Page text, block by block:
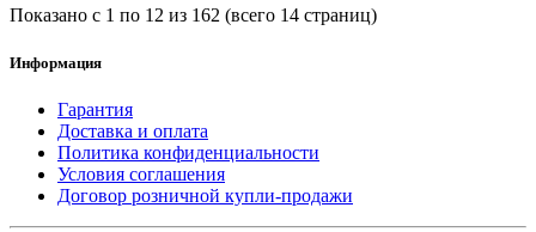
Показано с 1 по 12 из 162 (всего 14 страниц)
Информация
Гарантия
Доставка и оплата
Политика конфиденциальности
Условия соглашения
Договор розничной купли-продажи